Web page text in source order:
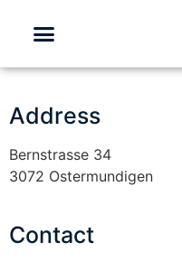
Address
Bernstrasse 34
3072 Ostermundigen
Contact